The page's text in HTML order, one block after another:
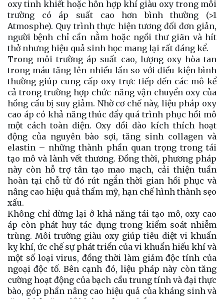
oxy tinh khiết hoặc hỗn hợp khí giàu oxy trong môi
trường có áp suất cao hơn bình thường (>1
Atmosphe). Quy trình thực hiện tương đối đơn giản,
người bệnh chỉ cần nằm hoặc ngồi thư giãn và hít
thở nhưng hiệu quả sinh học mang lại rất đáng kể.
Trong môi trường áp suất cao, lượng oxy hòa tan
trong máu tăng lên nhiều lần so với điều kiện bình
thường giúp cung cấp oxy trực tiếp đến các mô kể
cả trong trường hợp chức năng vận chuyển oxy của
hồng cầu bị suy giảm. Nhờ cơ chế này, liệu pháp oxy
cao áp có khả năng thúc đẩy quá trình phục hồi mô
một cách toàn diện. Oxy dồi dào kích thích hoạt
động của nguyên bào sợi, tăng sinh collagen và
elastin – những thành phần quan trọng trong tái
tạo mô và lành vết thương. Đồng thời, phương pháp
này còn hỗ trợ tân tạo mao mạch, cải thiện tuần
hoàn tại chỗ từ đó rút ngắn thời gian hồi phục và
nâng cao hiệu quả thẩm mỹ, hạn chế hình thành sẹo
xấu.
Không chỉ dừng lại ở khả năng tái tạo mô, oxy cao
áp còn phát huy tác dụng trong kiểm soát nhiễm
trùng. Môi trường giàu oxy giúp tiêu diệt vi khuẩn
kỵ khí, ức chế sự phát triển của vi khuẩn hiếu khí và
một số loại virus, đồng thời làm giảm độc tính của
ngoại độc tố. Bên cạnh đó, liệu pháp này còn tăng
cường hoạt động của bạch cầu trung tính và đại thực
bào, góp phần nâng cao hiệu quả của kháng sinh và